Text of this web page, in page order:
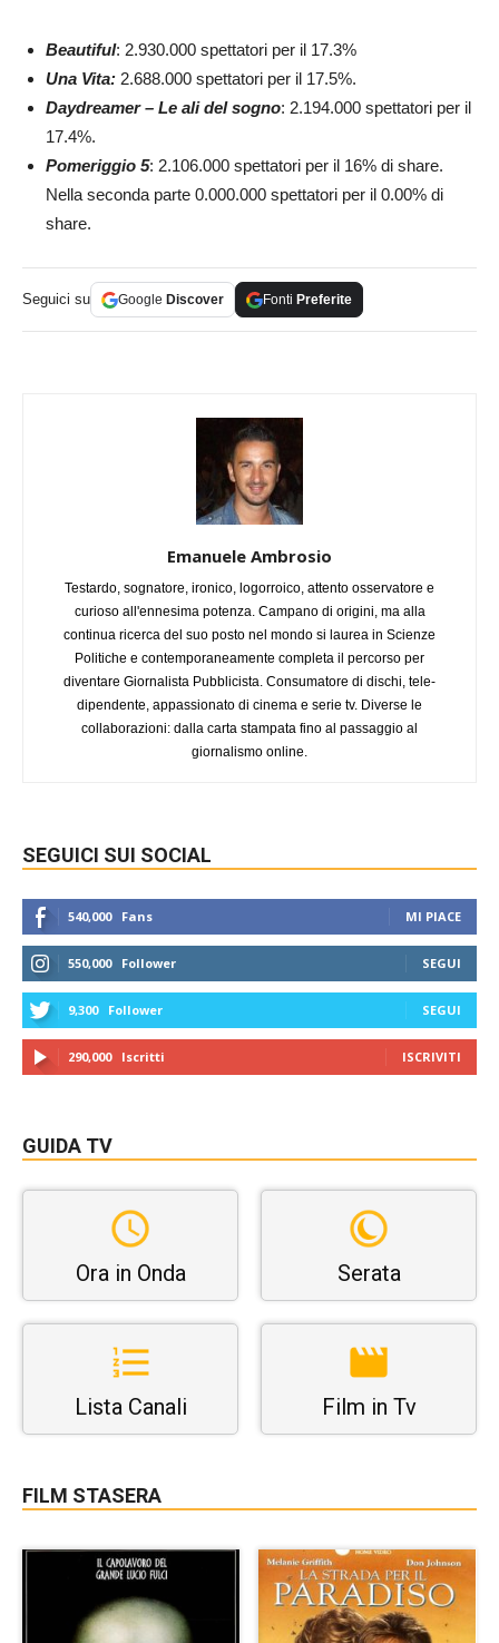
Beautiful: 2.930.000 spettatori per il 17.3%
Una Vita: 2.688.000 spettatori per il 17.5%.
Daydreamer – Le ali del sogno: 2.194.000 spettatori per il
17.4%.
Pomeriggio 5: 2.106.000 spettatori per il 16% di share.
Nella seconda parte 0.000.000 spettatori per il 0.00% di
share.
Seguici su Google Discover Fonti Preferite
Emanuele Ambrosio
Testardo, sognatore, ironico, logorroico, attento osservatore e
curioso all'ennesima potenza. Campano di origini, ma alla
continua ricerca del suo posto nel mondo si laurea in Scienze
Politiche e contemporaneamente completa il percorso per
diventare Giornalista Pubblicista. Consumatore di dischi, tele-
dipendente, appassionato di cinema e serie tv. Diverse le
collaborazioni: dalla carta stampata fino al passaggio al
giornalismo online.
SEGUICI SUI SOCIAL
540,000 Fans MI PIACE
550,000 Follower SEGUI
9,300 Follower SEGUI
290,000 Iscritti ISCRIVITI
GUIDA TV
Ora in Onda Serata
Lista Canali Film in Tv
FILM STASERA